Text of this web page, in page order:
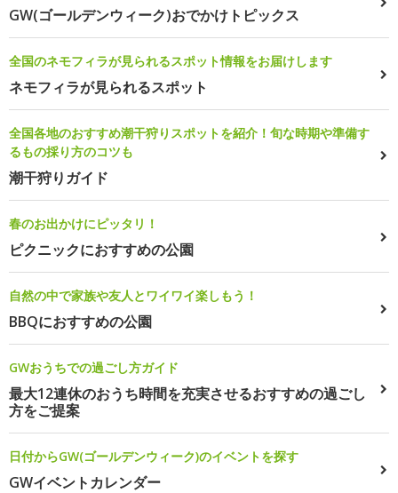
GW(ゴールデンウィーク)おでかけトピックス
全国のネモフィラが見られるスポット情報をお届けします
ネモフィラが見られるスポット
全国各地のおすすめ潮干狩りスポットを紹介！旬な時期や準備す
るもの採り方のコツも
潮干狩りガイド
春のお出かけにピッタリ！
ピクニックにおすすめの公園
自然の中で家族や友人とワイワイ楽しもう！
BBQにおすすめの公園
GWおうちでの過ごし方ガイド
最大12連休のおうち時間を充実させるおすすめの過ごし
方をご提案
日付からGW(ゴールデンウィーク)のイベントを探す
GWイベントカレンダー